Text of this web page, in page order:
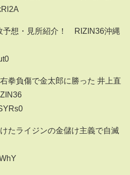
予想・見所紹介！ RIZIN36沖縄
拳負傷で金太郎に勝った 井上直
たライジンの金儲け主義で自滅